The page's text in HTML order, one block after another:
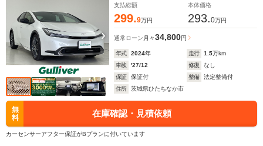
支払総額
299.9万円
本体価格
293.0万円
通常ローン 月々34,800円
年式 2024年 走行 1.5万km
車検
'27/12 修復
なし
保証
保証付 整備
法定整備付
住所
茨城県ひたちなか市
無
料
在庫確認・見積依頼
カーセンサーアフター保証がBプランに付いています